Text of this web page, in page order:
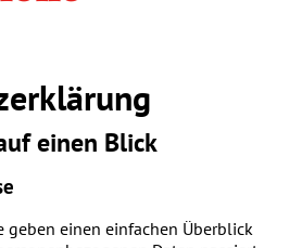
einen Blick
geben einen einfachen Überblick